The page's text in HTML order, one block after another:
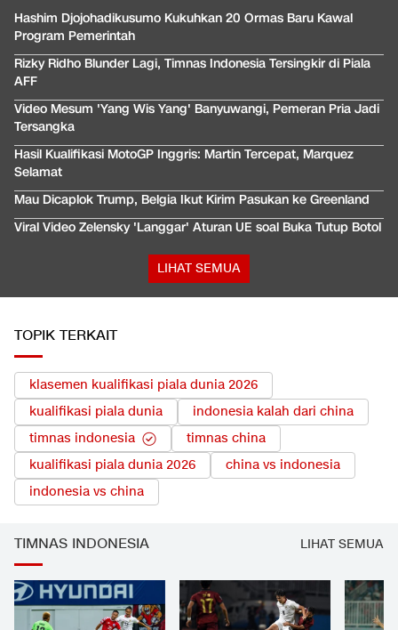
Hashim Djojohadikusumo Kukuhkan 20 Ormas Baru Kawal
Program Pemerintah
Rizky Ridho Blunder Lagi, Timnas Indonesia Tersingkir di Piala
AFF
Video Mesum 'Yang Wis Yang' Banyuwangi, Pemeran Pria Jadi
Tersangka
Hasil Kualifikasi MotoGP Inggris: Martin Tercepat, Marquez
Selamat
Mau Dicaplok Trump, Belgia Ikut Kirim Pasukan ke Greenland
Viral Video Zelensky 'Langgar' Aturan UE soal Buka Tutup Botol
LIHAT SEMUA
TOPIK TERKAIT
klasemen kualifikasi piala dunia 2026
kualifikasi piala dunia
indonesia kalah dari china
timnas indonesia
timnas china
kualifikasi piala dunia 2026
china vs indonesia
indonesia vs china
TIMNAS INDONESIA LIHAT SEMUA